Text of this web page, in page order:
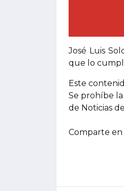
José Luis
que lo
Este
Se prohíbe
de Noticias
Comparte en